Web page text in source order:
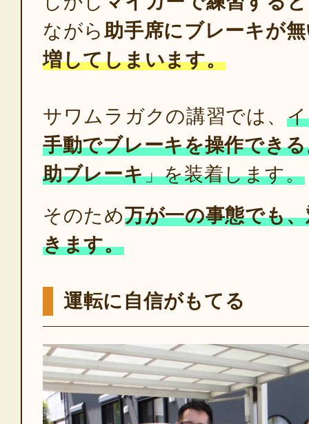
ながら助手席にブレーキが
増してしまいます。
サワムラガクの講習では、
手動でブレーキを操作できる
助ブレーキ」を装着します。
そのため万が一の事態でも
きます。
運転に自信がもてる